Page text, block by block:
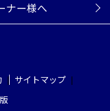
ナー様へ
サイトマップ